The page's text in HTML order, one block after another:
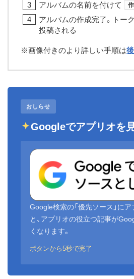
アルバムの名前を付けて
アルバムの作成完了。トー
投稿される
※画像付きのより詳しい手順は
おしらせ
Googleでアプリオを
Google検索の「優先ソース」に
と、アプリオの役立つ記事が
くなります。
ボタンから5秒で完了